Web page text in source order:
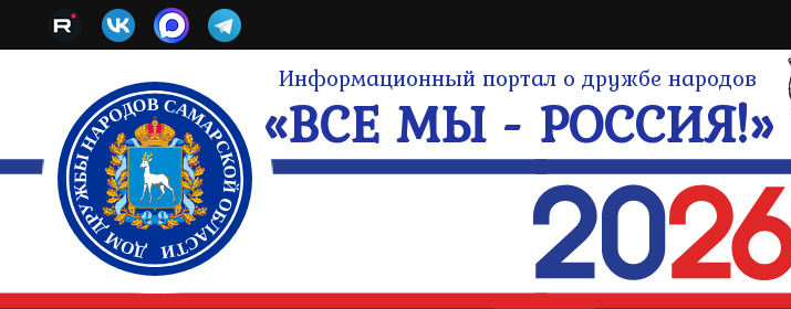
Информационный портал о дружбе народов
«ВСЕ МЫ - РОССИЯ!»